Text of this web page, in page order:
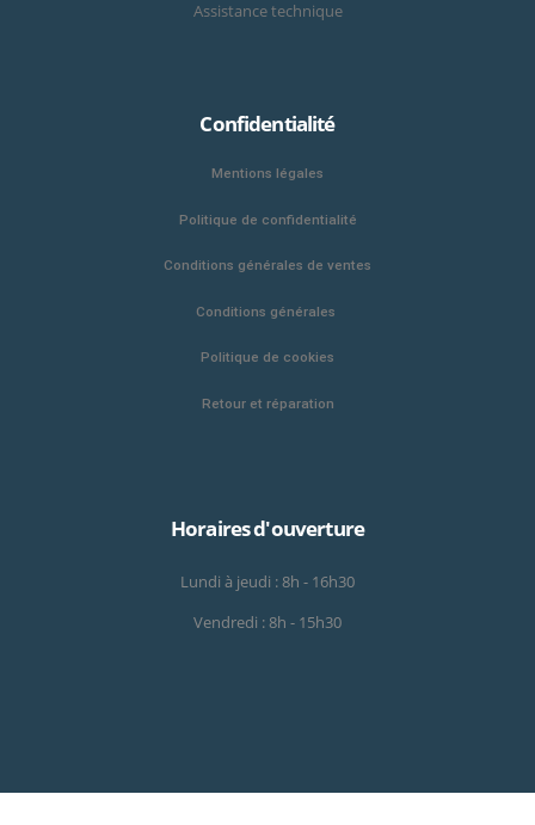
Assistance technique
Confidentialité
Mentions légales
Politique de confidentialité
Conditions générales de ventes
Conditions générales
Politique de cookies
Retour et réparation
Horaires d'ouverture
Lundi à jeudi : 8h - 16h30
Vendredi : 8h - 15h30